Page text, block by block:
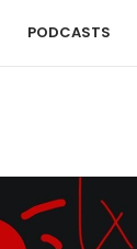
PODCASTS